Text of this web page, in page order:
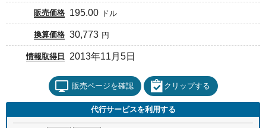
販売価格 195.00 ドル
換算価格 30,773 円
情報取得日 2013年11月5日
販売ページを確認 クリップする
代行サービスを利用する